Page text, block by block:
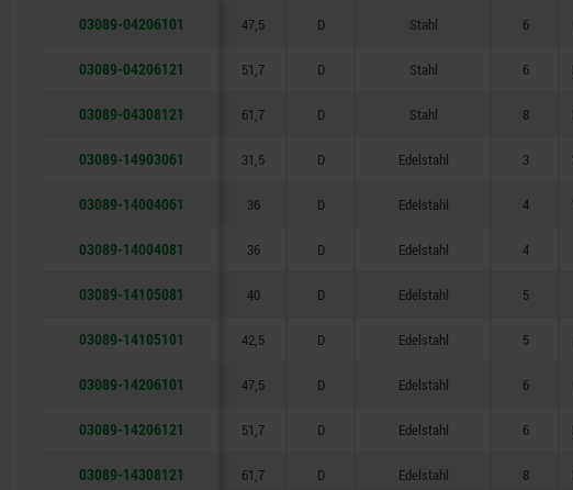
03089-04206101 47,5 D Stahl 6
03089-04206121 51,7 D Stahl 6
03089-04308121 61,7 D Stahl 8
03089-14903061 31,5 D Edelstahl 3
03089-14004061 36 D Edelstahl 4
03089-14004081 36 D Edelstahl 4
03089-14105081 40 D Edelstahl 5
03089-14105101 42,5 D Edelstahl 5
03089-14206101 47,5 D Edelstahl 6
03089-14206121 51,7 D Edelstahl 6
03089-14308121 61,7 D Edelstahl 8